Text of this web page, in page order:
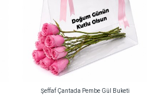
Şeffaf Çantada Pembe Gül Buketi